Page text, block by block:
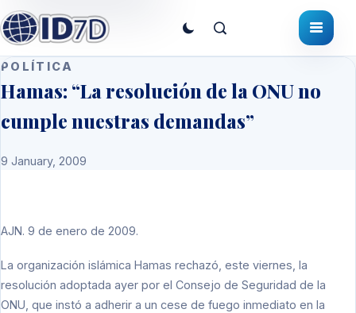
POLÍTICA
Hamas: “La resolución de la ONU no
cumple nuestras demandas”
9 January, 2009
AJN. 9 de enero de 2009.
La organización islámica Hamas rechazó, este viernes, la
resolución adoptada ayer por el Consejo de Seguridad de la
ONU , que instó a adherir a un cese de fuego inmediato en la